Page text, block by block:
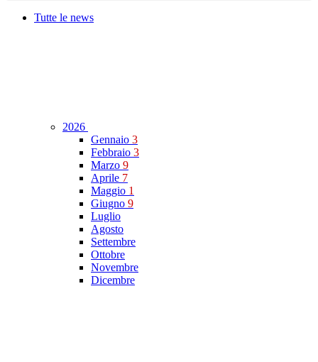
Tutte le news
2026
Gennaio 3
Febbraio 3
Marzo 9
Aprile 7
Maggio 1
Giugno 9
Luglio
Agosto
Settembre
Ottobre
Novembre
Dicembre